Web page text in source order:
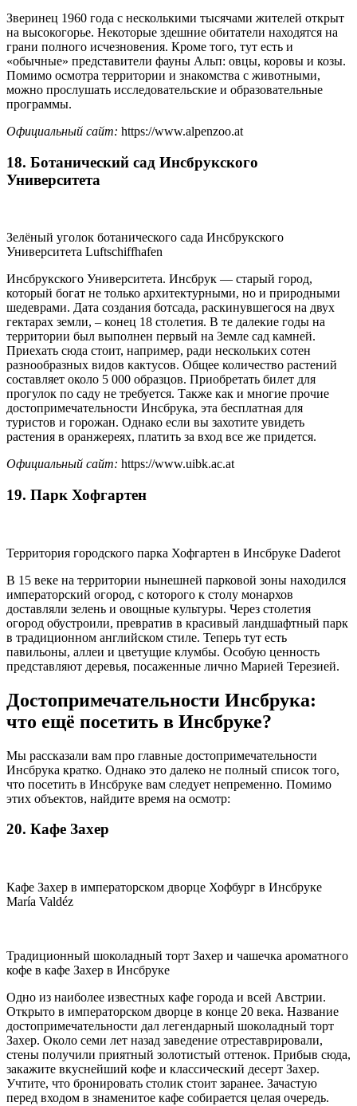
Зверинец 1960 года с несколькими тысячами жителей открыт
на высокогорье. Некоторые здешние обитатели находятся на
грани полного исчезновения. Кроме того, тут есть и
«обычные» представители фауны Альп: овцы, коровы и козы.
Помимо осмотра территории и знакомства с животными,
можно прослушать исследовательские и образовательные
программы.
Официальный сайт: https://www.alpenzoo.at
18. Ботанический сад Инсбрукского
Университета
Зелёный уголок ботанического сада Инсбрукского
Университета Luftschiffhafen
Инсбрукского Университета. Инсбрук — старый город,
который богат не только архитектурными, но и природными
шедеврами. Дата создания ботсада, раскинувшегося на двух
гектарах земли, – конец 18 столетия. В те далекие годы на
территории был выполнен первый на Земле сад камней.
Приехать сюда стоит, например, ради нескольких сотен
разнообразных видов кактусов. Общее количество растений
составляет около 5 000 образцов. Приобретать билет для
прогулок по саду не требуется. Также как и многие прочие
достопримечательности Инсбрука, эта бесплатная для
туристов и горожан. Однако если вы захотите увидеть
растения в оранжереях, платить за вход все же придется.
Официальный сайт: https://www.uibk.ac.at
19. Парк Хофгартен
Территория городского парка Хофгартен в Инсбруке Daderot
В 15 веке на территории нынешней парковой зоны находился
императорский огород, с которого к столу монархов
доставляли зелень и овощные культуры. Через столетия
огород обустроили, превратив в красивый ландшафтный парк
в традиционном английском стиле. Теперь тут есть
павильоны, аллеи и цветущие клумбы. Особую ценность
представляют деревья, посаженные лично Марией Терезией.
Достопримечательности Инсбрука:
что ещё посетить в Инсбруке?
Мы рассказали вам про главные достопримечательности
Инсбрука кратко. Однако это далеко не полный список того,
что посетить в Инсбруке вам следует непременно. Помимо
этих объектов, найдите время на осмотр:
20. Кафе Захер
Кафе Захер в императорском дворце Хофбург в Инсбруке
María Valdéz
Традиционный шоколадный торт Захер и чашечка ароматного
кофе в кафе Захер в Инсбруке
Одно из наиболее известных кафе города и всей Австрии.
Открыто в императорском дворце в конце 20 века. Название
достопримечательности дал легендарный шоколадный торт
Захер. Около семи лет назад заведение отреставрировали,
стены получили приятный золотистый оттенок. Прибыв сюда,
закажите вкуснейший кофе и классический десерт Захер.
Учтите, что бронировать столик стоит заранее. Зачастую
перед входом в знаменитое кафе собирается целая очередь.